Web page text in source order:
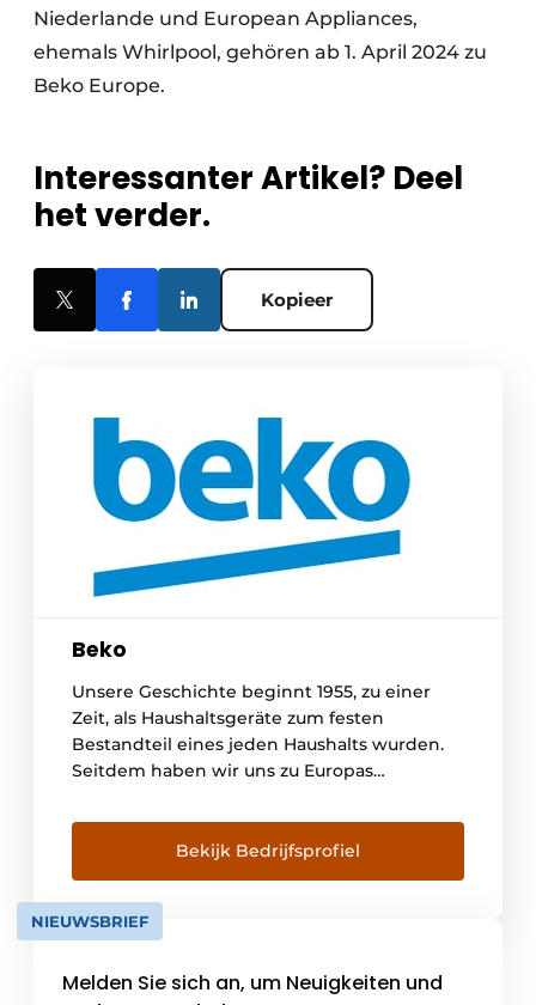
Niederlande und European Appliances,
ehemals Whirlpool, gehören ab 1. April 2024 zu
Beko Europe.
Interessanter Artikel? Deel
het verder.
Kopieer
Beko
Unsere Geschichte beginnt 1955, zu einer
Zeit, als Haushaltsgeräte zum festen
Bestandteil eines jeden Haushalts wurden.
Seitdem haben wir uns zu Europas
Haushaltsgeräte entwickelt. In den letzten
20 Jahren haben wir uns auf Innovationen
konzentriert, um das Leben unserer Kunden
einfacher und gesünder zu machen. Die
Benutzerfreundlichkeit und die praktische
Bekijk Bedrijfsprofiel
NIEUWSBRIEF
Melden Sie sich an, um Neuigkeiten und